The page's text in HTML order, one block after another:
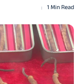
1 Min Read